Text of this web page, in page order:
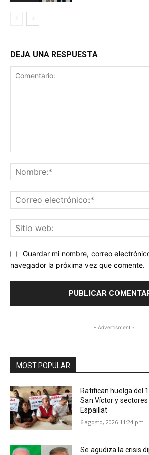
DEJA UNA RESPUESTA
Guardar mi nombre, correo
navegador la próxima vez que comente.
- Advertisment -
MOST POPULAR
Ratifican huelga del
San Víctor y
Espaillat
6 agosto, 2026 11:24 pm
Se agudiza la crisis